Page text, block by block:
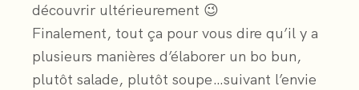
découvrir ultérieurement 😉
Finalement, tout ça pour vous dire qu’il y a
plusieurs manières d’élaborer un bo bun,
plutôt salade, plutôt soupe…suivant l’envie